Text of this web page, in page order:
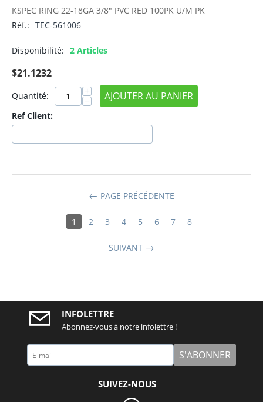
KSPEC RING 22-18GA 3/8" PVC RED 100PK U/M PK
Réf.: TEC-561006
Disponibilité: 2 Articles
$21.1232
Quantité: +
− AJOUTER AU PANIER
Ref Client:
PAGE PRÉCÉDENTE
1 2 3 4 5 6 7 8
SUIVANT
INFOLETTRE
Abonnez-vous à notre infolettre !
S'ABONNER
SUIVEZ-NOUS